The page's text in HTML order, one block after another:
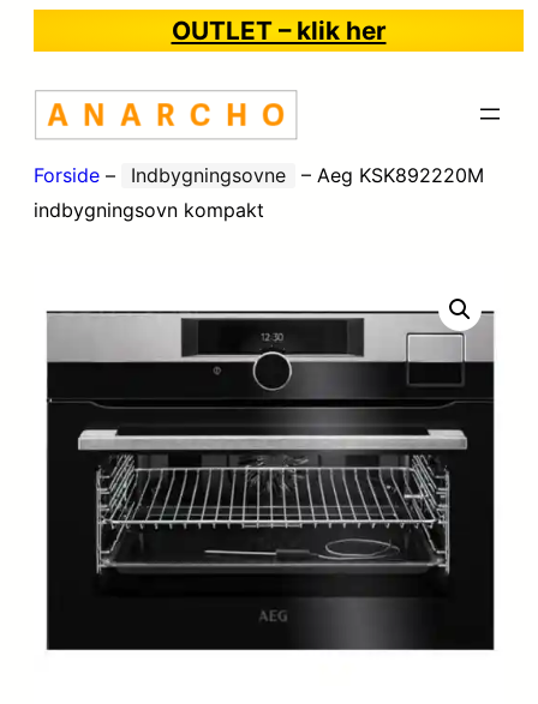
OUTLET – klik her
Forside – Indbygningsovne – Aeg KSK892220M
indbygningsovn kompakt